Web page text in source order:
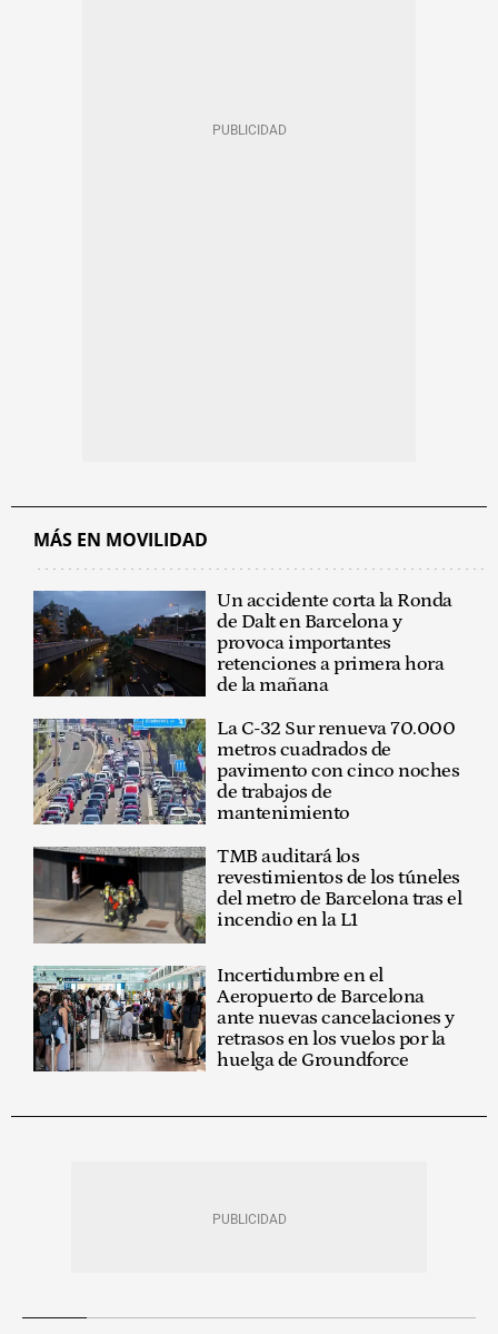
MÁS EN MOVILIDAD
Un accidente corta la Ronda
de Dalt en Barcelona y
provoca importantes
retenciones a primera hora
de la mañana
La C-32 Sur renueva 70.000
metros cuadrados de
pavimento con cinco noches
de trabajos de
mantenimiento
TMB auditará los
revestimientos de los túneles
del metro de Barcelona tras el
incendio en la L1
Incertidumbre en el
Aeropuerto de Barcelona
ante nuevas cancelaciones y
retrasos en los vuelos por la
huelga de Groundforce